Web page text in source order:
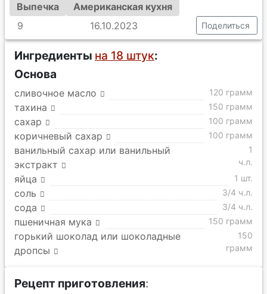
Выпечка
Американская кухня
9
16.10.2023 Поделиться
Ингредиенты на 18 штук:
Основа
сливочное масло 120 грамм
тахина 150 грамм
сахар 100 грамм
коричневый сахар 100 грамм
ванильный сахар или ванильный
экстракт
1
ч.л.
яйца 1 шт.
соль 3/4 ч.л.
сода 3/4 ч.л.
пшеничная мука 150 грамм
горький шоколад или шоколадные
дропсы
150
грамм
Рецепт приготовления: